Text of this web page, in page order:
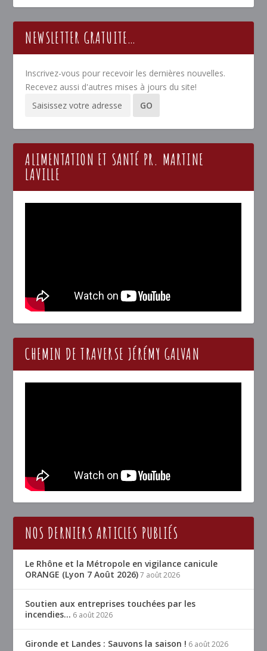
NEWSLETTER GRATUITE…
Inscrivez-vous pour recevoir les dernières nouvelles.
Recevez aussi d'autres mises à jours du site!
ALIMENTATION ET SANTÉ PR. MARTINE
LAVILLE
CHEMIN DE TRAVERSE JÉRÉMY GALVAN
NOS DERNIERS ARTICLES PUBLIÉS
Le Rhône et la Métropole en vigilance canicule
ORANGE (Lyon 7 Août 2026) 7 août 2026
Soutien aux entreprises touchées par les
incendies… 6 août 2026
Gironde et Landes : Sauvons la saison ! 6 août 2026